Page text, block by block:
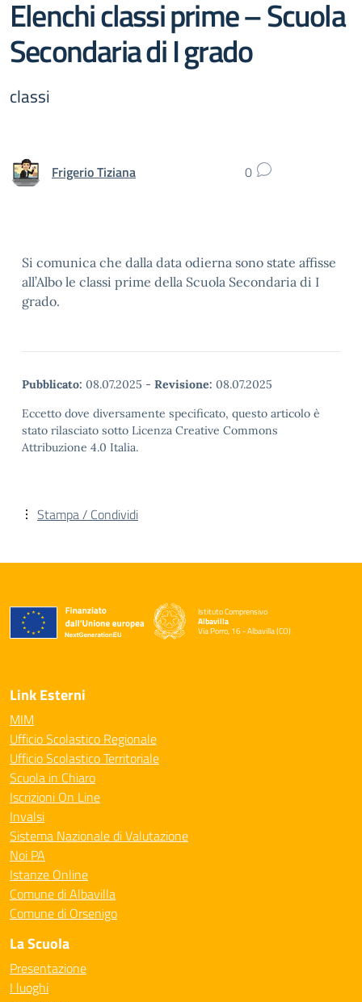
Elenchi classi prime – Scuola
Secondaria di I grado
classi
Frigerio Tiziana 0
Si comunica che dalla data odierna sono state affisse
all’Albo le classi prime della Scuola Secondaria di I
grado.
Pubblicato: 08.07.2025 - Revisione: 08.07.2025
Eccetto dove diversamente specificato, questo articolo è
stato rilasciato sotto Licenza Creative Commons
Attribuzione 4.0 Italia.
Stampa / Condividi
Istituto Comprensivo
Albavilla
Via Porro, 16 - Albavilla (CO)
— Visita la pagina iniziale della scuola
Link Esterni
MIM
Ufficio Scolastico Regionale
Ufficio Scolastico Territoriale
Scuola in Chiaro
Iscrizioni On Line
Invalsi
Sistema Nazionale di Valutazione
Noi PA
Istanze Online
Comune di Albavilla
Comune di Orsenigo
La Scuola
Presentazione
I luoghi